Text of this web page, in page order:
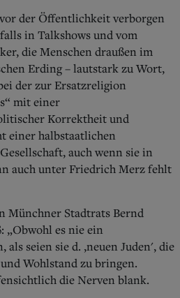
der Öffentlichkeit verborgen
in Talkshows und vom
die Menschen draußen im
Erding – lautstark zu Wort,
der zur Ersatzreligion
mit einer
Korrektheit und
einer halbstaatlichen
auch wenn sie in
auch unter Friedrich Merz fehlt
Münchner Stadtrats Bernd
„Obwohl es nie ein
als seien sie d. ,neuen Juden', die
Wohlstand zu bringen.
die Nerven blank.